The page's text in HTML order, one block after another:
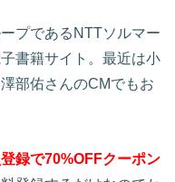
プであるNTTソルマー
書籍サイト。最近は小
部佑さんのCMでもお
録で70%OFFクーポン